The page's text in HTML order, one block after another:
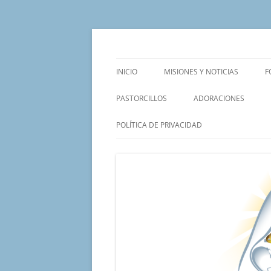
Saltar
INICIO MISIONES Y NOTICIAS
PASTORCILLOS ADORACIONES
POLÍTICA DE PRIVACIDAD